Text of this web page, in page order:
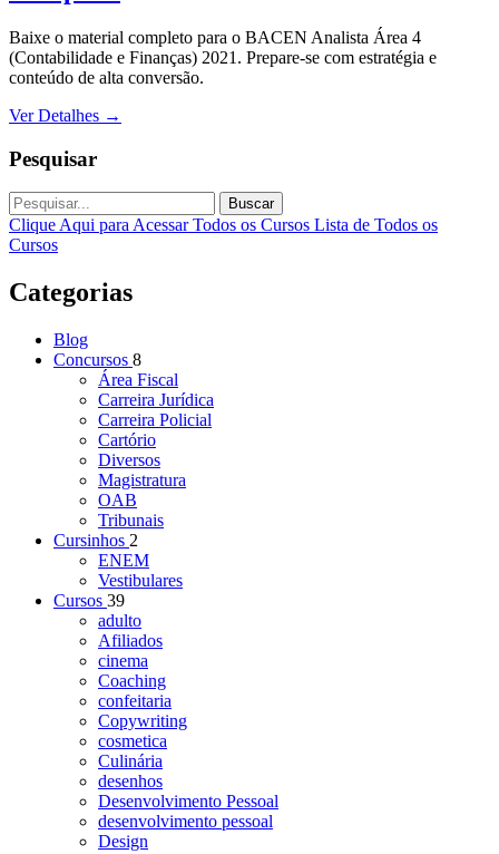
Baixe o material completo para o BACEN Analista Área 4
(Contabilidade e Finanças) 2021. Prepare-se com estratégia e
conteúdo de alta conversão.
Ver Detalhes →
Pesquisar
Buscar
Clique Aqui para Acessar Todos os Cursos Lista de Todos os
Cursos
Categorias
Blog
Concursos 8
Área Fiscal
Carreira Jurídica
Carreira Policial
Cartório
Diversos
Magistratura
OAB
Tribunais
Cursinhos 2
ENEM
Vestibulares
Cursos 39
adulto
Afiliados
cinema
Coaching
confeitaria
Copywriting
cosmetica
Culinária
desenhos
Desenvolvimento Pessoal
desenvolvimento pessoal
Design